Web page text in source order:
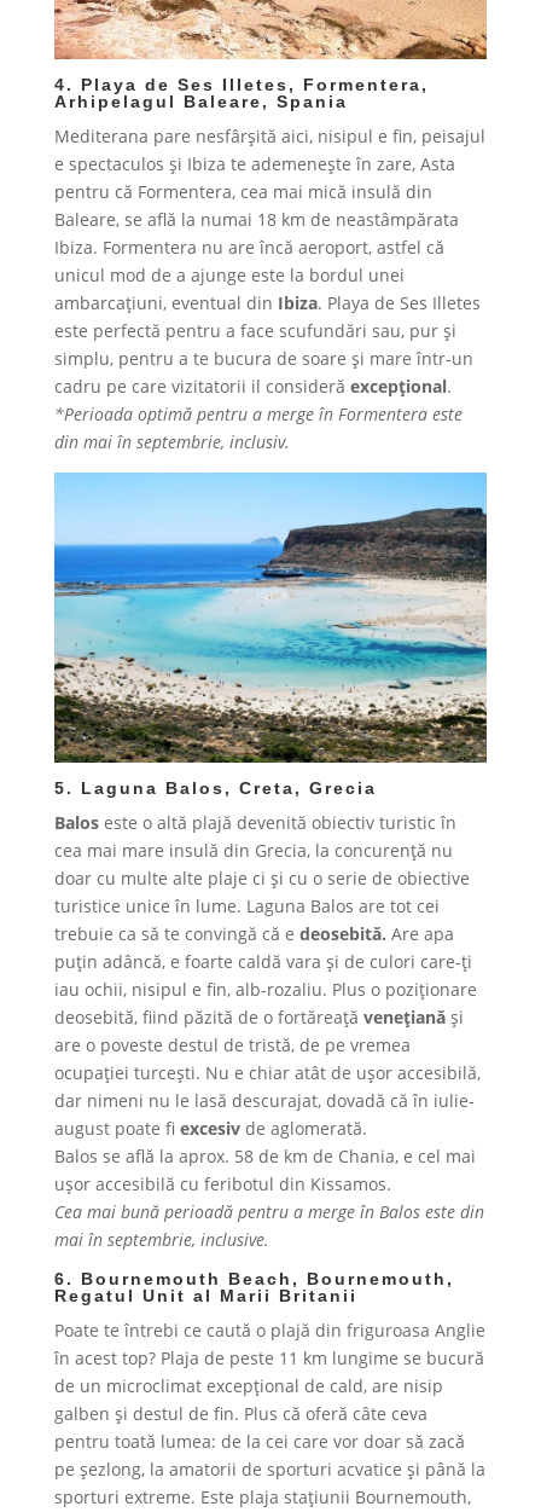
4. Playa de Ses Illetes, Formentera,
Arhipelagul Baleare, Spania
Mediterana pare nesfârșită aici, nisipul e fin, peisajul
e spectaculos și Ibiza te ademenește în zare, Asta
pentru că Formentera, cea mai mică insulă din
Baleare, se află la numai 18 km de neastâmpărata
Ibiza. Formentera nu are încă aeroport, astfel că
unicul mod de a ajunge este la bordul unei
ambarcațiuni, eventual din Ibiza. Playa de Ses Illetes
este perfectă pentru a face scufundări sau, pur și
simplu, pentru a te bucura de soare și mare într-un
cadru pe care vizitatorii il consideră excepțional.
*Perioada optimă pentru a merge în Formentera este
din mai în septembrie, inclusiv.
5. Laguna Balos, Creta, Grecia
Baloseste o altă plajă devenită obiectiv turistic în
cea mai mare insulă din Grecia, la concurență nu
doar cu multe alte plaje ci și cu o serie de obiective
turistice unice în lume. Laguna Balos are tot cei
trebuie ca să te convingă că e deosebită. Are apa
puțin adâncă, e foarte caldă vara și de culori care-ți
iau ochii, nisipul e fin, alb-rozaliu. Plus o poziționare
deosebită, fiind păzită de o fortăreață venețianăși
are o poveste destul de tristă, de pe vremea
ocupației turcești. Nu e chiar atât de ușor accesibilă,
dar nimeni nu le lasă descurajat, dovadă că în iulie-
august poate fi excesivde aglomerată.
Balos se află la aprox. 58 de km de Chania, e cel mai
ușor accesibilă cu feribotul din Kissamos.
Cea mai bună perioadă pentru a merge în Balos este din
mai în septembrie, inclusive.
6. Bournemouth Beach, Bournemouth,
Regatul Unit al Marii Britanii
Poate te întrebi ce caută o plajă din friguroasa Anglie
în acest top? Plaja de peste 11 km lungime se bucură
de un microclimat excepțional de cald, are nisip
galben și destul de fin. Plus că oferă câte ceva
pentru toată lumea: de la cei care vor doar să zacă
pe șezlong, la amatorii de sporturi acvatice și până la
sporturi extreme. Este plaja stațiunii Bournemouth,